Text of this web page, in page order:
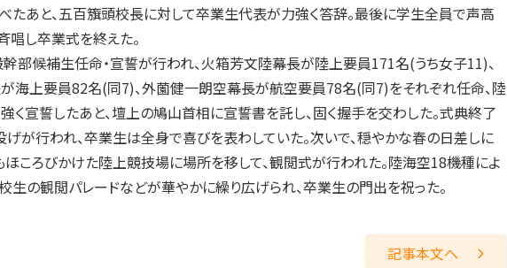
べたあと、五百籏頭校長に対して卒業生代表が力強く答辞。最後に学生全員で声高
唱し卒業式を終えた。
幹部候補生任命・宣誓が行われ、火箱芳文陸幕長が陸上要員171名(うち女子11)、
海上要員82名(同7)、外薗健一朗空幕長が航空要員78名(同7)をそれぞれ任命、陸
く宣誓したあと、壇上の鳩山首相に宣誓書を託し、固く握手を交わした。式典終了
げが行われ、卒業生は全身で喜びを表わしていた。次いで、穏やかな春の日差しに
ほころびかけた陸上競技場に場所を移して、観閲式が行われた。陸海空18機種によ
生の観閲パレードなどが華やかに繰り広げられ、卒業生の門出を祝った。
記事本文へ